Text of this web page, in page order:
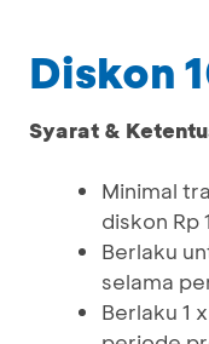
Diskon
Syarat &
Minimal
diskon Rp
Berlaku
selama
Berlaku 1